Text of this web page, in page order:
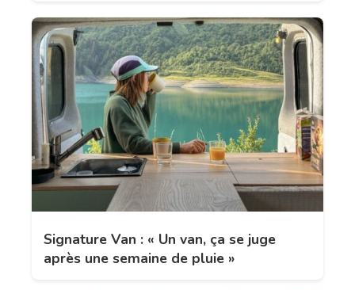
Signature Van : « Un van, ça se juge
après une semaine de pluie »